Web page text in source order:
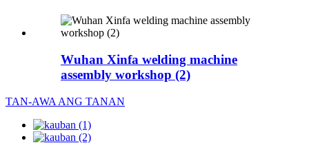
Wuhan Xinfa welding machine
assembly workshop (2)
TAN-AWA ANG TANAN